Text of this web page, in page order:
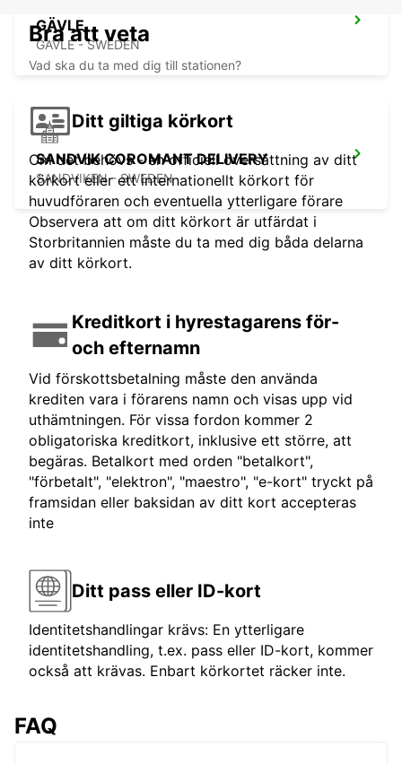
GÄVLE
GAVLE - SWEDEN
SANDVIK COROMANT DELIVERY
SANDVIKEN - SWEDEN
Bra att veta
Vad ska du ta med dig till stationen?
Ditt giltiga körkort
Om det behövs - en officiell översättning av ditt
körkort eller ett internationellt körkort för
huvudföraren och eventuella ytterligare förare
Observera att om ditt körkort är utfärdat i
Storbritannien måste du ta med dig båda delarna
av ditt körkort.
Kreditkort i hyrestagarens för-
och efternamn
Vid förskottsbetalning måste den använda
krediten vara i förarens namn och visas upp vid
uthämtningen. För vissa fordon kommer 2
obligatoriska kreditkort, inklusive ett större, att
begäras. Betalkort med orden "betalkort",
"förbetalt", "elektron", "maestro", "e-kort" tryckt på
framsidan eller baksidan av ditt kort accepteras
inte
Ditt pass eller ID-kort
Identitetshandlingar krävs: En ytterligare
identitetshandling, t.ex. pass eller ID-kort, kommer
också att krävas. Enbart körkortet räcker inte.
FAQ